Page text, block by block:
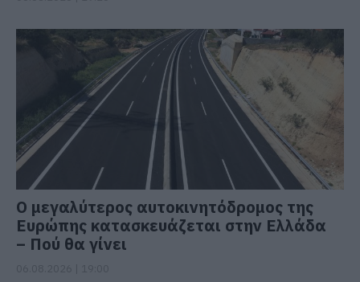
Ο μεγαλύτερος αυτοκινητόδρομος της
Ευρώπης κατασκευάζεται στην Ελλάδα
– Πού θα γίνει